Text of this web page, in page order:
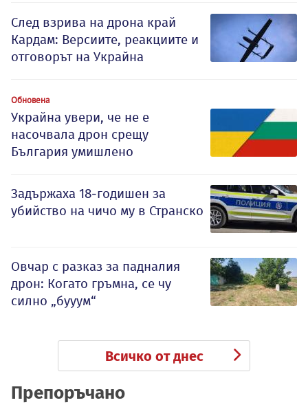
След взрива на дрона край
Кардам: Версиите, реакциите и
отговорът на Украйна
Обновена
Украйна увери, че не е
насочвала дрон срещу
България умишлено
Задържаха 18-годишен за
убийство на чичо му в Странско
Овчар с разказ за падналия
дрон: Когато гръмна, се чу
силно „бууум“
Всичко от днес
Препоръчано